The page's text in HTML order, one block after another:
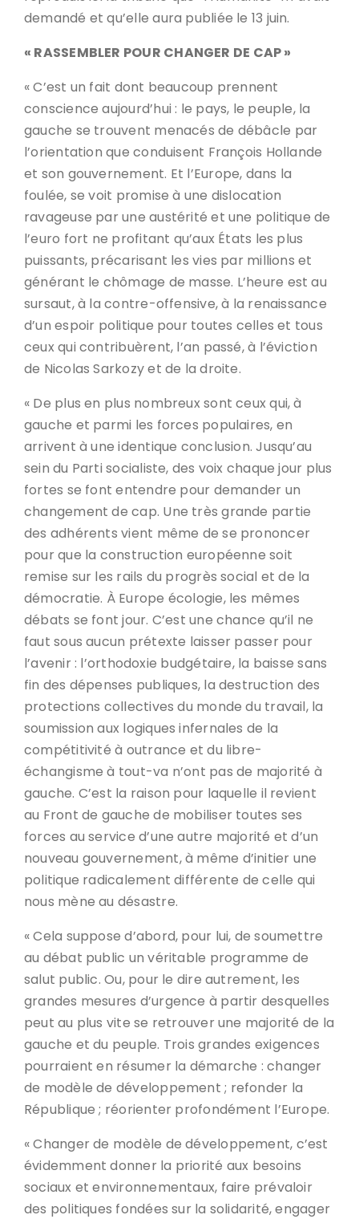
demandé et qu’elle aura publiée le 13 juin.
« RASSEMBLER POUR CHANGER DE CAP »
« C’est un fait dont beaucoup prennent
conscience aujourd’hui : le pays, le peuple, la
gauche se trouvent menacés de débâcle par
l’orientation que conduisent François Hollande
et son gouvernement. Et l’Europe, dans la
foulée, se voit promise à une dislocation
ravageuse par une austérité et une politique de
l’euro fort ne profitant qu’aux États les plus
puissants, précarisant les vies par millions et
générant le chômage de masse. L’heure est au
sursaut, à la contre-offensive, à la renaissance
d’un espoir politique pour toutes celles et tous
ceux qui contribuèrent, l’an passé, à l’éviction
de Nicolas Sarkozy et de la droite.
« De plus en plus nombreux sont ceux qui, à
gauche et parmi les forces populaires, en
arrivent à une identique conclusion. Jusqu’au
sein du Parti socialiste, des voix chaque jour plus
fortes se font entendre pour demander un
changement de cap. Une très grande partie
des adhérents vient même de se prononcer
pour que la construction européenne soit
remise sur les rails du progrès social et de la
démocratie. À Europe écologie, les mêmes
débats se font jour. C’est une chance qu’il ne
faut sous aucun prétexte laisser passer pour
l’avenir : l’orthodoxie budgétaire, la baisse sans
fin des dépenses publiques, la destruction des
protections collectives du monde du travail, la
soumission aux logiques infernales de la
compétitivité à outrance et du libre-
échangisme à tout-va n’ont pas de majorité à
gauche. C’est la raison pour laquelle il revient
au Front de gauche de mobiliser toutes ses
forces au service d’une autre majorité et d’un
nouveau gouvernement, à même d’initier une
politique radicalement différente de celle qui
nous mène au désastre.
« Cela suppose d’abord, pour lui, de soumettre
au débat public un véritable programme de
salut public. Ou, pour le dire autrement, les
grandes mesures d’urgence à partir desquelles
peut au plus vite se retrouver une majorité de la
gauche et du peuple. Trois grandes exigences
pourraient en résumer la démarche : changer
de modèle de développement ; refonder la
République ; réorienter profondément l’Europe.
« Changer de modèle de développement, c’est
évidemment donner la priorité aux besoins
sociaux et environnementaux, faire prévaloir
des politiques fondées sur la solidarité, engager